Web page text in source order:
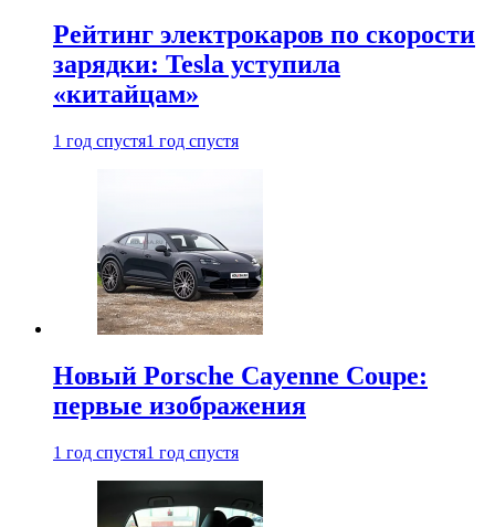
Рейтинг электрокаров по скорости
зарядки: Tesla уступила
«китайцам»
1 год спустя1 год спустя
Новый Porsche Cayenne Coupe:
первые изображения
1 год спустя1 год спустя